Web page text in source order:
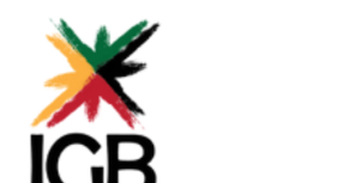
para
conteúdo